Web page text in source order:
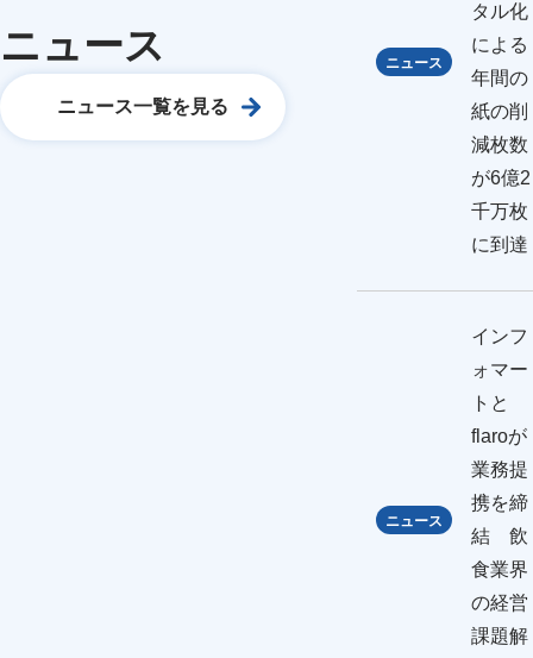
ニュース
ニュース一覧を見る
ニュース
タル化
による
年間の
紙の削
減枚数
が6億2
千万枚
に到達
ニュース
インフ
ォマー
トと
flaroが
業務提
携を締
結 飲
食業界
の経営
課題解